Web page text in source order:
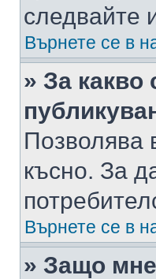
следвайте
Върнете се в
» За какво
Позволява
късно. За
Върнете се в
» Защо